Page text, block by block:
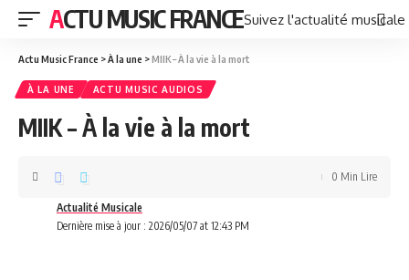
ACTU MUSIC FRANCESuivez l'actualité
Actu Music France >À la une >MIIK – À la vie à la mort
À LA UNE ACTU MUSIC AUDIOS
MIIK – À la vie à la mort
Dernière mise à jour : 2026/05/07 at 12:43 PM
Actualité Musicale
0 Min Lire